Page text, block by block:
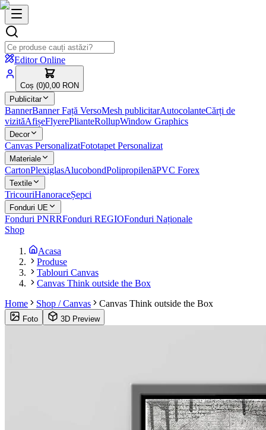
Editor Online
Coș (0)0,00 RON
Publicitar
BannerBanner Față VersoMesh publicitarAutocolanteCărți de
vizităAfișeFlyerePlianteRollupWindow Graphics
Decor
Canvas PersonalizatFototapet Personalizat
Materiale
CartonPlexiglasAlucobondPolipropilenăPVC Forex
Textile
TricouriHanoraceȘepci
Fonduri UE
Fonduri PNRRFonduri REGIOFonduri Naționale
Shop
Acasa
Produse
Tablouri Canvas
Canvas Think outside the Box
Home
Shop / Canvas Canvas Think outside the Box
Foto 3D Preview